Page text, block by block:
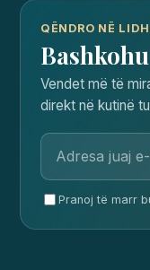
QËNDRO NË
Vendet më të
direkt në kutinë
Pranoj të marr